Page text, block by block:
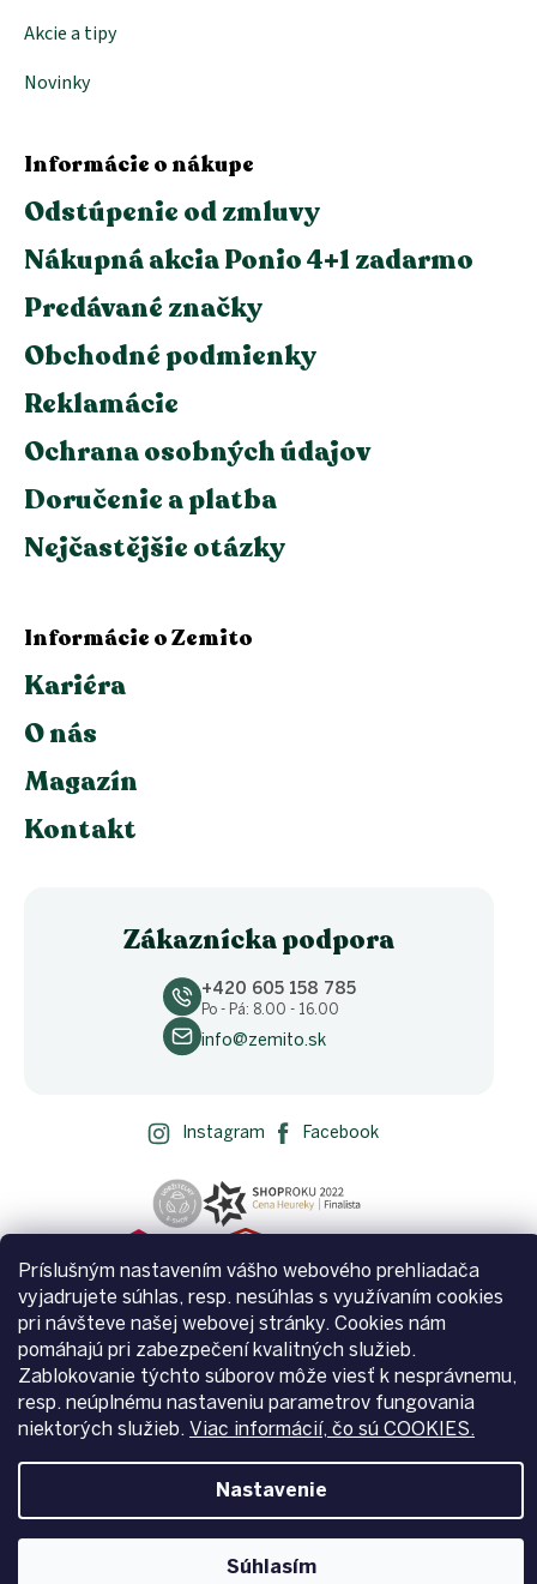
Príslušným nastavením vášho webového prehliadača
vyjadrujete súhlas, resp. nesúhlas s využívaním cookies
pri návšteve našej webovej stránky. Cookies nám
pomáhajú pri zabezpečení kvalitných služieb.
Zablokovanie týchto súborov môže viesť k nesprávnemu,
resp. neúplnému nastaveniu parametrov fungovania
niektorých služieb. Viac informácií, čo sú COOKIES.
Nastavenie
Súhlasím
Akcie a tipy
Novinky
Informácie o nákupe
Odstúpenie od zmluvy
Nákupná akcia Ponio 4+1 zadarmo
Predávané značky
Obchodné podmienky
Reklamácie
Ochrana osobných údajov
Doručenie a platba
Nejčastějšie otázky
Informácie o Zemito
Kariéra
O nás
Magazín
Kontakt
Zákaznícka podpora
+420 605 158 785
Po - Pá: 8.00 - 16.00
info@zemito.sk
Instagram Facebook
Vytvoril Shoptet
Zemito.sk . Všetky práva vyhradené.
nastavenie cookies